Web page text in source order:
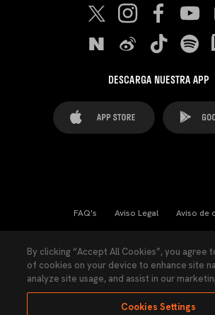
DESCARGA NUESTRA APP
FAQ's Aviso Legal Aviso de
Ley Transparencia Política de
Accesibilidad
By clicking “Accept All Cookies”, you agree
of cookies on your device to enhance site
analyze site usage, and assist in our
Cookies Settings